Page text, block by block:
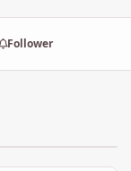
Follower